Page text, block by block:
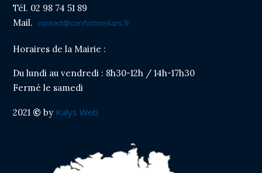
Tél. 02 98 74 51 89
Mail. contact@confortmeilars.fr
Horaires de la Mairie :
Du lundi au vendredi : 8h30-12h / 14h-17h30
Fermé le samedi
2021 © by Kalys Web